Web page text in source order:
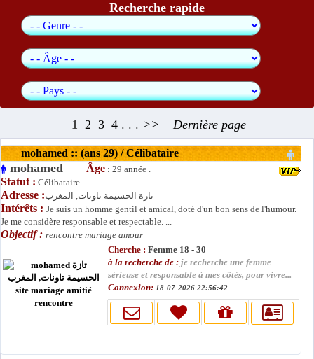
Recherche rapide
1 2 3 4 . . . >> Dernière page
mohamed :: (ans 29) / Célibataire
mohamed Âge : 29 année .
Statut : Célibataire
Adresse :تازة الحسيمة تاونات, المغرب
Intérêts : Je suis un homme gentil et amical, doté d'un bon sens de l'humour.
Je me considère responsable et respectable. ...
Objectif : rencontre mariage amour
Cherche : Femme 18 - 30
à la recherche de : je recherche une femme
sérieuse et responsable à mes côtés, pour vivre...
Connexion: 18-07-2026 22:56:42